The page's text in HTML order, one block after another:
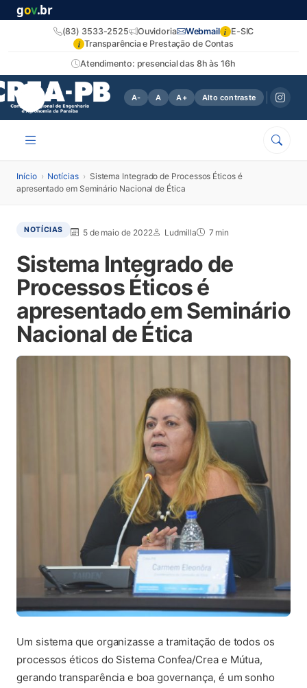
gov.br
Atendimento: presencial das 8h às 16h
(83) 3533-2525 Ouvidoria Webmail i E-SIC
i Transparência e Prestação de Contas
A- A A+ Alto contraste
Início › Notícias › Sistema Integrado de Processos Éticos é
apresentado em Seminário Nacional de Ética
NOTÍCIAS 5 de maio de 2022 Ludmilla 7 min
Sistema Integrado de
Processos Éticos é
apresentado em Seminário
Nacional de Ética
Um sistema que organizasse a tramitação de todos os
processos éticos do Sistema Confea/Crea e Mútua,
gerando transparência e boa governança, é um sonho